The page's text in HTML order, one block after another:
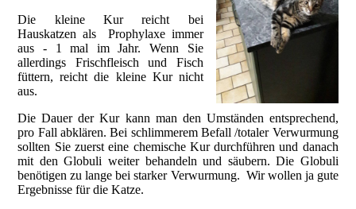
Die kleine Kur reicht bei
Hauskatzen als Prophylaxe immer
aus - 1 mal im Jahr. Wenn Sie
allerdings Frischfleisch und Fisch
füttern, reicht die kleine Kur nicht
aus.
Die Dauer der Kur kann man den Umständen entsprechend,
pro Fall abklären. Bei schlimmerem Befall /totaler Verwurmung
sollten Sie zuerst eine chemische Kur durchführen und danach
mit den Globuli weiter behandeln und säubern. Die Globuli
benötigen zu lange bei starker Verwurmung. Wir wollen ja gute
Ergebnisse für die Katze.